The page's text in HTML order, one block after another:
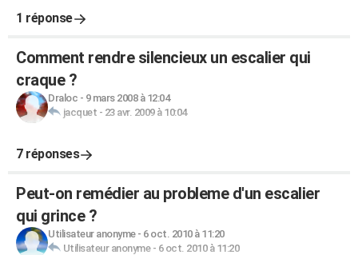
1 réponse
Comment rendre silencieux un escalier qui
craque ?
Draloc - 9 mars 2008 à 12:04
jacquet - 23 avr. 2009 à 10:04
7 réponses
Peut-on remédier au probleme d'un escalier
qui grince ?
Utilisateur anonyme- 6 oct. 2010 à 11:20
Utilisateur anonyme- 6 oct. 2010 à 11:20